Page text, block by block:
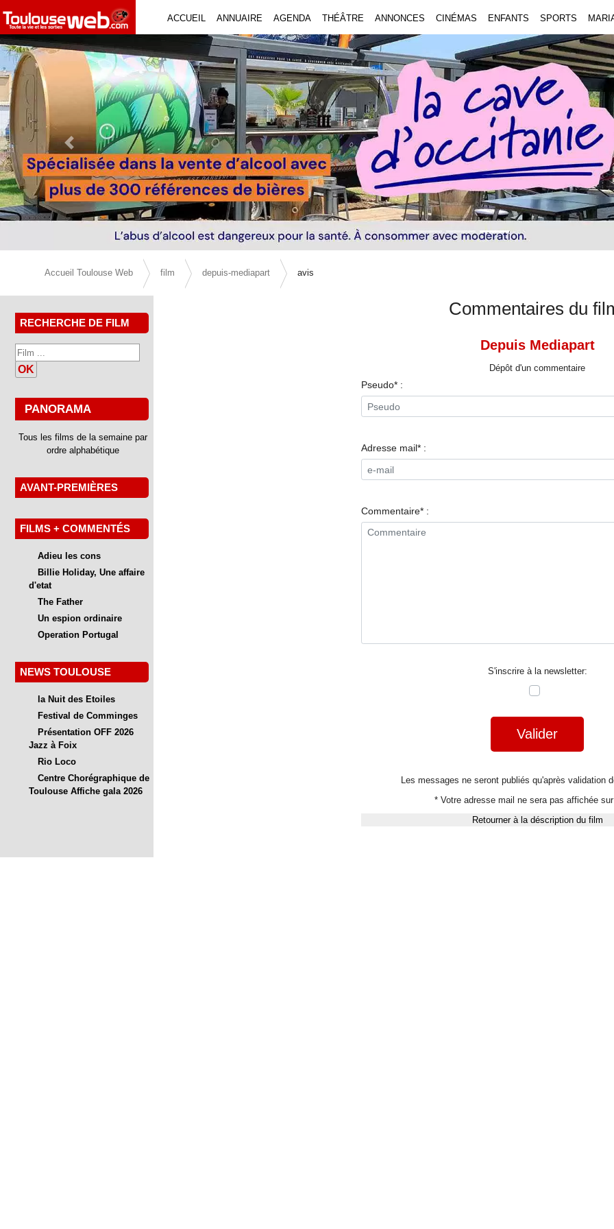
ACCUEIL ANNUAIRE AGENDA THÉÂTRE ANNONCES CINÉMAS ENFANTS SPORTS
Previous Slide
Accueil Toulouse Web film depuis-mediapart avis
RECHERCHE DE FILM
OK
PANORAMA
Tous les films de la semaine par
ordre alphabétique
AVANT-PREMIÈRES
FILMS + COMMENTÉS
Adieu les cons
Billie Holiday, Une affaire
d'etat
The Father
Un espion ordinaire
Operation Portugal
NEWS TOULOUSE
la Nuit des Etoiles
Festival de Comminges
Présentation OFF 2026
Jazz à Foix
Rio Loco
Centre Chorégraphique de
Toulouse Affiche gala 2026
Commentaires du
Depuis Mediapart
Dépôt d'un commentaire
Pseudo* :
Adresse mail* :
Commentaire* :
S'inscrire à la newsletter:
Valider
Les messages ne seront publiés qu'après validation
* Votre adresse mail ne sera pas affichée
Retourner à la déscription du film